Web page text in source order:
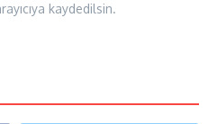
kaydedilsin.